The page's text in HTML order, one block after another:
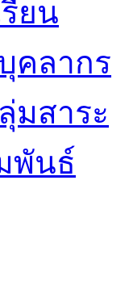
ยน
คลากร
มสาระ
พันธ์